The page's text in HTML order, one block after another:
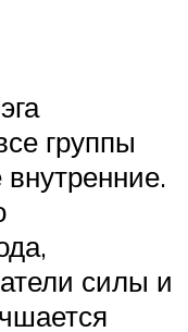
группы
силы и